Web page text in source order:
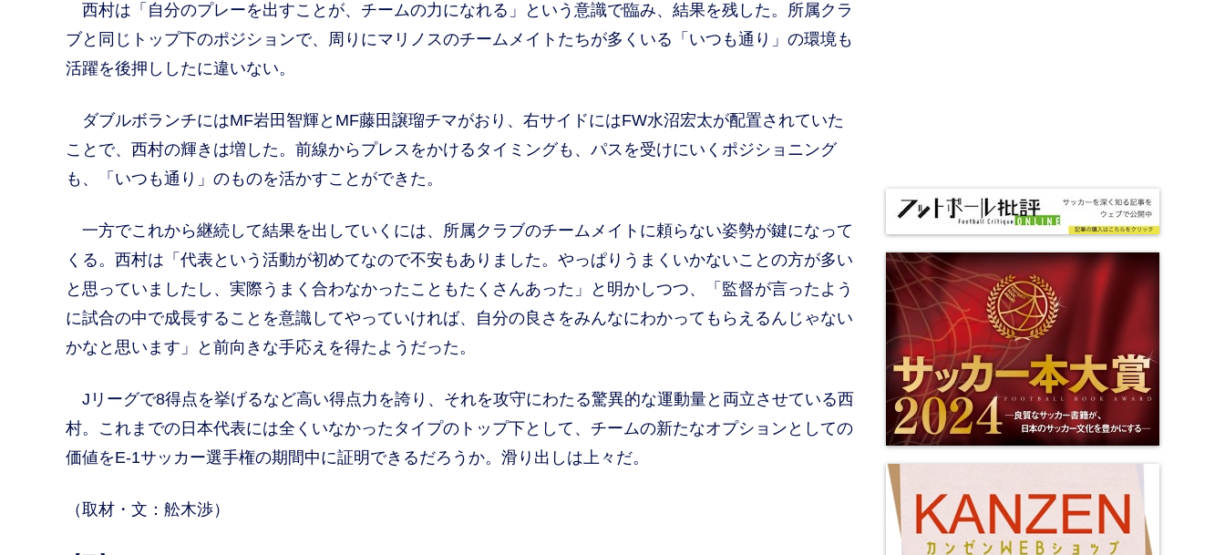
西村は「自分のプレーを出すことが、チームの力になれる」という意識で臨み、結果を残した。所属クラ
ブと同じトップ下のポジションで、周りにマリノスのチームメイトたちが多くいる「いつも通り」の環境も
活躍を後押ししたに違いない。
ダブルボランチにはMF岩田智輝とMF藤田譲瑠チマがおり、右サイドにはFW水沼宏太が配置されていた
ことで、西村の輝きは増した。前線からプレスをかけるタイミングも、パスを受けにいくポジショニング
も、「いつも通り」のものを活かすことができた。
一方でこれから継続して結果を出していくには、所属クラブのチームメイトに頼らない姿勢が鍵になって
くる。西村は「代表という活動が初めてなので不安もありました。やっぱりうまくいかないことの方が多い
と思っていましたし、実際うまく合わなかったこともたくさんあった」と明かしつつ、「監督が言ったよう
に試合の中で成長することを意識してやっていければ、自分の良さをみんなにわかってもらえるんじゃない
かなと思います」と前向きな手応えを得たようだった。
Jリーグで8得点を挙げるなど高い得点力を誇り、それを攻守にわたる驚異的な運動量と両立させている西
村。これまでの日本代表には全くいなかったタイプのトップ下として、チームの新たなオプションとしての
価値をE-1サッカー選手権の期間中に証明できるだろうか。滑り出しは上々だ。
（取材・文：舩木渉）